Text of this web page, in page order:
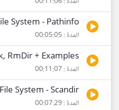
System - Pathinfo
المدة : 00:05:05
RmDir + Examples
المدة : 00:11:07
File System - Scandir
المدة : 00:07:29